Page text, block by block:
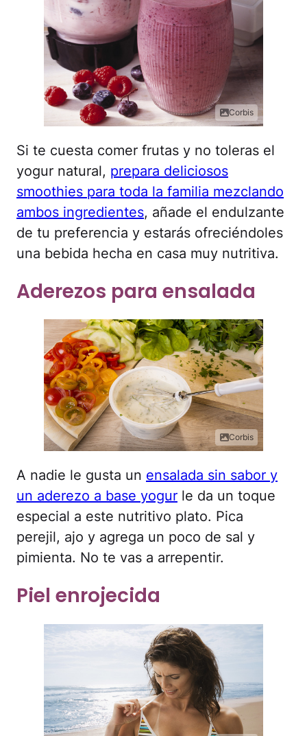
Corbis
Si te cuesta comer frutas y no toleras el
yogur natural, prepara deliciosos
smoothies para toda la familia mezclando
ambos ingredientes, añade el endulzante
de tu preferencia y estarás ofreciéndoles
una bebida hecha en casa muy nutritiva.
Aderezos para ensalada
Corbis
A nadie le gusta un ensalada sin sabor y
un aderezo a base yogur le da un toque
especial a este nutritivo plato. Pica
perejil, ajo y agrega un poco de sal y
pimienta. No te vas a arrepentir.
Piel enrojecida